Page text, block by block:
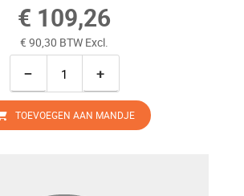
€ 109,26
€ 90,30 BTW Excl.
− +
TOEVOEGEN AAN MANDJE